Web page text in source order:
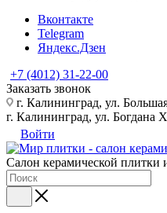
Вконтакте
Telegram
Яндекс.Дзен
+7 (4012) 31-22-00
Заказать звонок
г. Калининград, ул.
г. Калининград, ул. Богдана
Войти
Салон керамической плитки